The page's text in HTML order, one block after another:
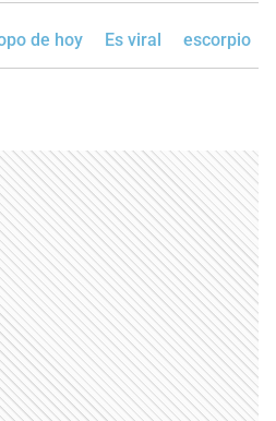
de hoy Es viral escorpio